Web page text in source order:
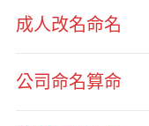
成人改名命名
公司命名算命